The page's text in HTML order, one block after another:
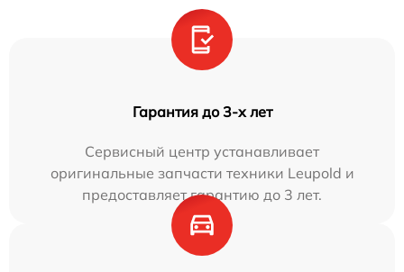
Гарантия до 3-х лет
Сервисный центр устанавливает
оригинальные запчасти техники Leupold и
предоставляет гарантию до 3 лет.